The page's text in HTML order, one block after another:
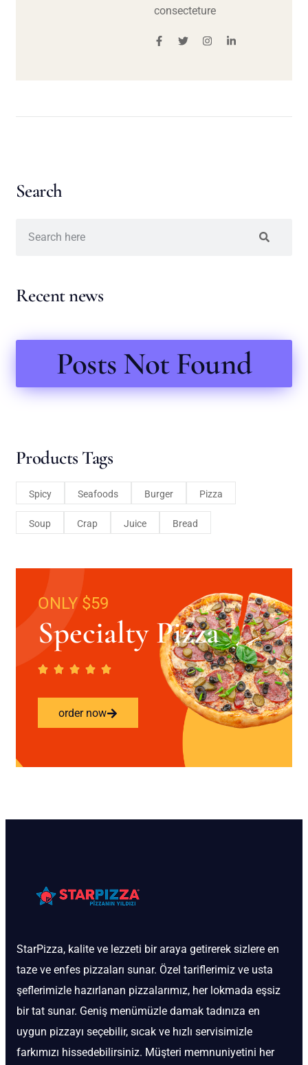
consecteture
Search
Recent news
Posts Not Found
Products Tags
Spicy Seafoods Burger Pizza
Soup Crap Juice Bread
ONLY $59
Specialty Pizza
order now
StarPizza, kalite ve lezzeti bir araya getirerek sizlere en
taze ve enfes pizzaları sunar. Özel tariflerimiz ve usta
şeflerimizle hazırlanan pizzalarımız, her lokmada eşsiz
bir tat sunar. Geniş menümüzle damak tadınıza en
uygun pizzayı seçebilir, sıcak ve hızlı servisimizle
farkımızı hissedebilirsiniz. Müşteri memnuniyetini her